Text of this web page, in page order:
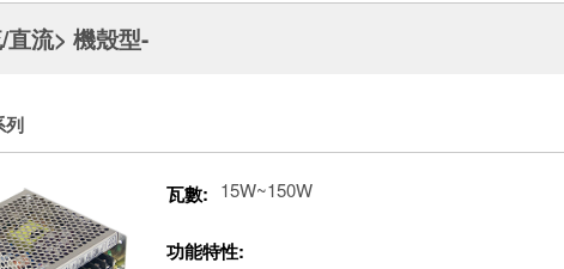
直流> 機殼型-
列
瓦數: 15W~150W
功能特性: